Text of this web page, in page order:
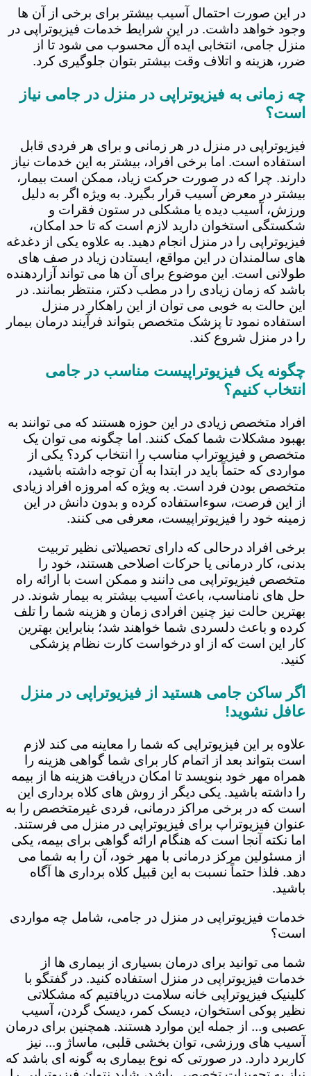
در این صورت احتمال آسیب بیشتر برای برخی از آن ها
وجود خواهد داشت. در این شرایط خدمات فیزیوتراپی در
منزل جامی، انتخابی ایده آل محسوب می شود تا از
ضرر، هزینه و اتلاف وقت بیشتر بتوان جلوگیری کرد.
چه زمانی به فیزیوتراپی در منزل در جامی نیاز
است؟
فیزیوتراپی در منزل در هر زمانی و برای هر فردی قابل
استفاده است. اما برخی افراد، بیشتر به این خدمات نیاز
دارند. چرا که در صورت حرکت زیاد، ممکن است بیمار،
بیشتر در معرض آسیب قرار بگیرد. به ویژه اگر به دلیل
ورزش، آسیب دیده یا مشکلی در ستون فقرات و
شکستگی استخوان دارید لازم است که تا حد امکان،
فیزیوتراپی را در منزل انجام دهید. به علاوه یکی از دغدغه
های سالمندان در این مواقع، ایستادن زیاد در صف های
طولانی است. این موضوع برای آن ها می تواند آزاردهنده
باشد که زمان زیادی را در مطب دکتر، منتظر بمانند. در
این حالت به خوبی می توان از این راهکار در منزل
استفاده نمود تا پزشک متخصص بتواند فرآیند درمان بیمار
را در منزل شروع کند.
چگونه یک فیزیوتراپیست مناسب در جامی
انتخاب کنیم؟
افراد متخصص زیادی در این حوزه هستند که می توانند به
بهبود مشکلات شما کمک کنند. اما چگونه می توان یک
متخصص و فیزیوتراپ مناسب را انتخاب کرد؟ یکی از
مواردی که حتماً باید در ابتدا به آن توجه داشته باشید،
متخصص بودن فرد است. به ویژه که امروزه افراد زیادی
از این فرصت، سوءاستفاده کرده و بدون دانش در این
زمینه خود را فیزیوتراپیست، معرفی می کنند.
برخی افراد درحالی که دارای تحصیلاتی نظیر تربیت
بدنی، کار درمانی یا حرکات اصلاحی هستند، خود را
متخصص فیزیوتراپی می دانند و ممکن است با ارائه راه
حل های نامناسب، باعث آسیب بیشتر به بیمار شوند. در
بهترین حالت نیز چنین افرادی زمان و هزینه شما را تلف
کرده و باعث دلسردی شما خواهند شد؛ بنابراین بهترین
کار این است که از او درخواست کارت نظام پزشکی
کنید.
اگر ساکن جامی هستید از فیزیوتراپی در منزل
عافل نشوید!
علاوه بر این فیزیوتراپی که شما را معاینه می کند لازم
است بتواند بعد از اتمام کار برای شما گواهی هزینه را
همراه مهر خود بنویسد تا امکان دریافت هزینه ها از بیمه
را داشته باشید. یکی دیگر از روش های کلاه برداری این
است که در برخی مراکز درمانی، فردی غیرمتخصص را به
عنوان فیزیوتراپ برای فیزیوتراپی در منزل می فرستند.
اما نکته آنجا است که هنگام ارائه گواهی برای بیمه، یکی
از مسئولین مرکز درمانی با مهر خود، آن را به شما می
دهد. فلذا حتماً نسبت به این قبیل کلاه برداری ها آگاه
باشید.
خدمات فیزیوتراپی در منزل در جامی، شامل چه مواردی
است؟
شما می توانید برای درمان بسیاری از بیماری ها از
خدمات فیزیوتراپی در منزل استفاده کنید. در گفتگو با
کلینیک فیزیوتراپی خانه سلامت دریافتیم که مشکلاتی
نظیر پوکی استخوان، دیسک کمر، دیسک گردن، آسیب
عصبی و... از جمله این موارد هستند. همچنین برای درمان
آسیب های ورزشی، توان بخشی قلبی، ماساژ و... نیز
کاربرد دارد. در صورتی که نوع بیماری به گونه ای باشد که